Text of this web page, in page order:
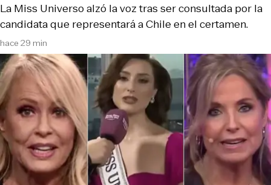
hace 29 min
La Miss Universo alzó la voz tras ser consultada por la
candidata que representará a Chile en el certamen.